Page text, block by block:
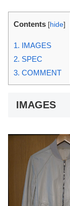
Contents [hide]
1. IMAGES
2. SPEC
3. COMMENT
IMAGES